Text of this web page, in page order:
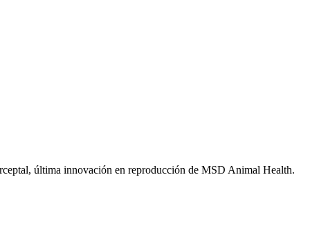
última innovación en reproducción de MSD Animal Health.